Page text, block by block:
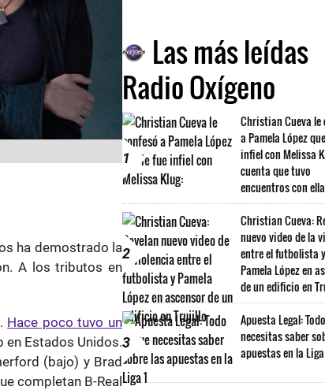
ha demostrado la
A los tributos en
Hace poco tuvo un
en Estados Unidos.
(bajo) y Brad
completan B-Real
Las más leídas
Radio Oxígeno
1
Christian Cueva le
a Pamela López
infiel con Melissa
cuenta que tuvo
encuentros con
2
Christian Cueva:
nuevo video de la
entre el futbolista y
Pamela López en
de un edificio en
3
Apuesta Legal:
necesitas saber
apuestas en la Liga